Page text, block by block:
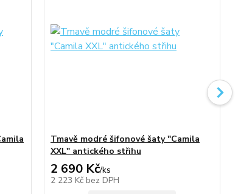
Tmavě modré šifonové šaty "Camila
XXL" antického střihu
2 690 Kč/ks
2 223 Kč bez DPH